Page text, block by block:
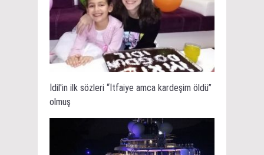
İdil'in ilk sözleri “İtfaiye amca kardeşim öldü”
olmuş